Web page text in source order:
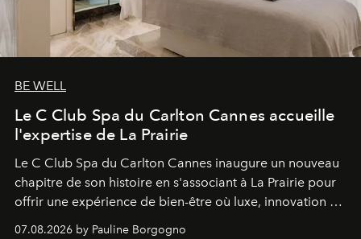
BE WELL
Le C Club Spa du Carlton Cannes accueille
l'expertise de La Prairie
Le C Club Spa du Carlton Cannes inaugure un nouveau
chapitre de son histoire en s'associant à La Prairie pour
offrir une expérience de bien-être où luxe, innovation et
expertise se rencontrent.
07.08.2026 by Pauline Borgogno